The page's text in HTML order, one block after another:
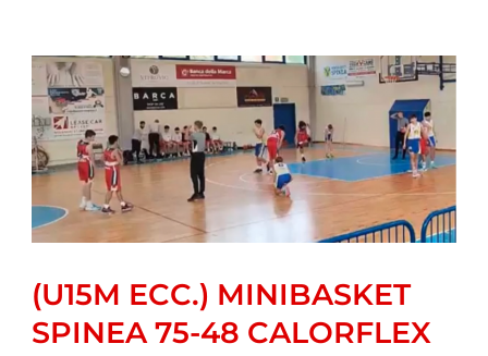
(U15M ECC.) MINIBASKET
SPINEA 75-48 CALORFLEX